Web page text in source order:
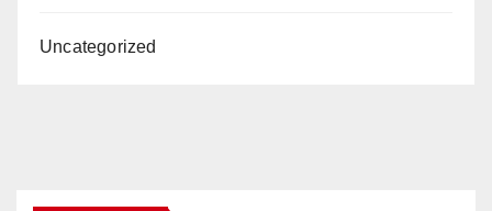
Uncategorized